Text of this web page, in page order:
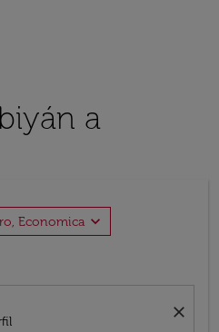
a
Economica expand_more
close